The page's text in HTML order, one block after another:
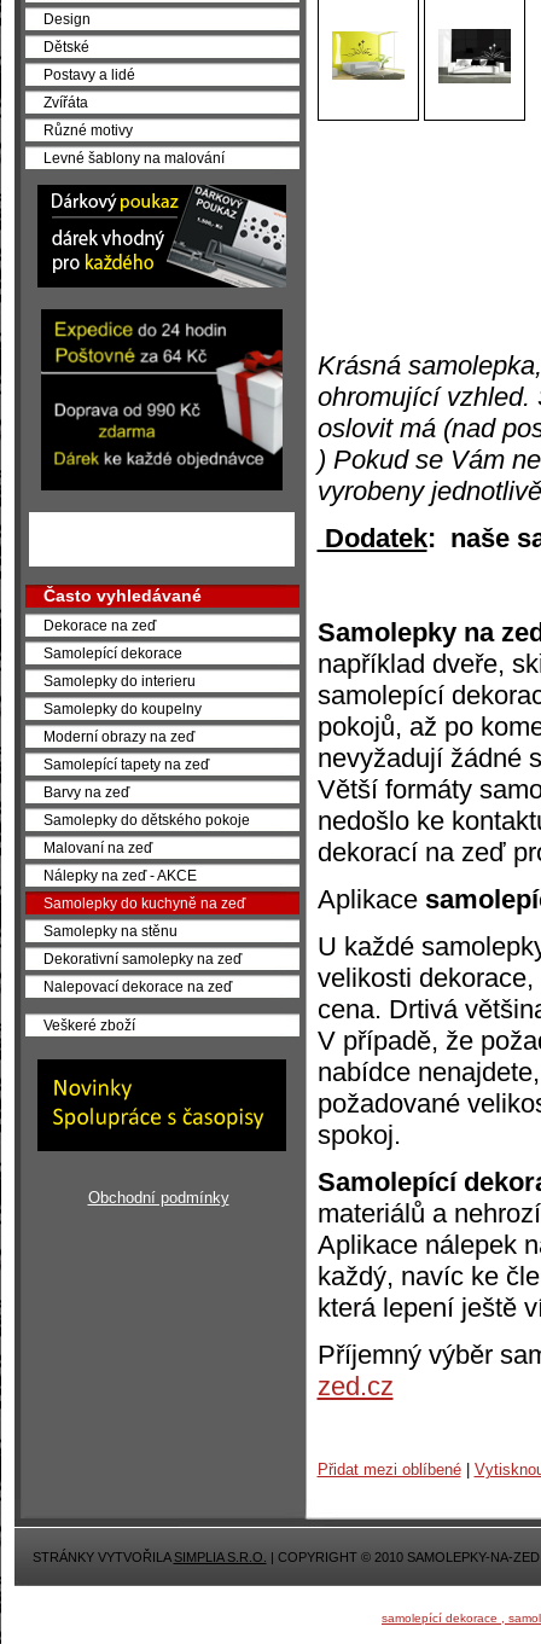
Krásná
ohromující vzhled.
oslovit má (nad
) Pokud se Vám
vyrobeny
Dodatek: naše
Samolepky na
například dveře,
samolepící
pokojů, až po
nevyžadují žádné
Větší formáty
nedošlo ke
dekorací na zeď
Aplikace
U každé
velikosti
cena. Drtivá
V případě, že
nabídce
požadované
spokoj.
Samolepící
materiálů a
Aplikace nálepek
každý, navíc ke
která lepení ještě
Příjemný výběr
zed.cz
Přidat mezi oblíbené|
Design
Dětské
Postavy a lidé
Zvířáta
Různé motivy
Levné šablony na malování
Často vyhledávané
Dekorace na zeď
Samolepící dekorace
Samolepky do interieru
Samolepky do koupelny
Moderní obrazy na zeď
Samolepící tapety na zeď
Barvy na zeď
Samolepky do dětského pokoje
Malovaní na zeď
Nálepky na zeď - AKCE
Samolepky do kuchyně na zeď
Samolepky na stěnu
Dekorativní samolepky na zeď
Nalepovací dekorace na zeď
Veškeré zboží
Obchodní podmínky
STRÁNKY VYTVOŘILASIMPLIA S.R.O. | COPYRIGHT © 2010 SAMOLEPKY-NA-
samolepící dekorace ,